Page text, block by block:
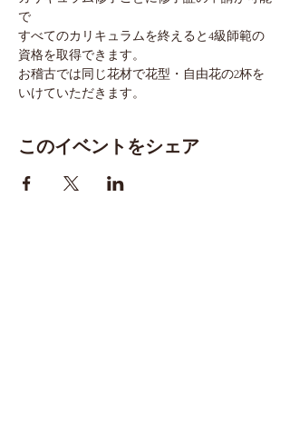
で
すべてのカリキュラムを終えると4級師範の
資格を取得できます。
お稽古では同じ花材で花型・自由花の2杯を
いけていただきます。
このイベントをシェア